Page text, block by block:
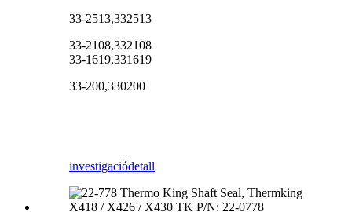
33-2513,332513
33-2108,332108
33-1619,331619
33-200,330200
investigaciódetall